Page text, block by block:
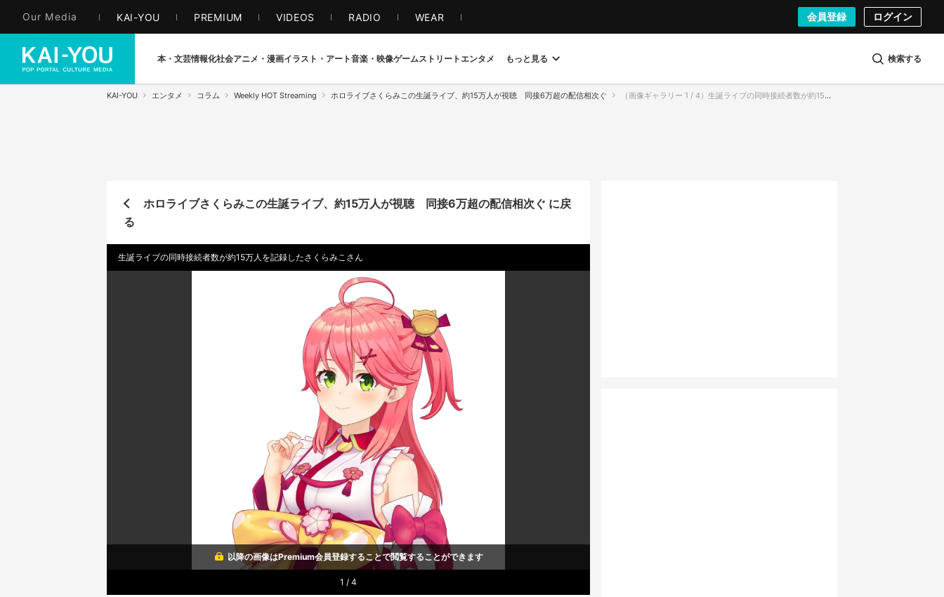
Our Media KAI-YOU PREMIUM VIDEOS RADIO WEAR 会員登録 ログイン
本・文芸情報化社会アニメ・漫画イラスト・アート音楽・映像ゲームストリート エンタメ もっと見る 検索する
KAI-YOU エンタメ コラム Weekly HOT Streaming ホロライブさくらみこの生誕ライブ、約15万人が視聴 同接6万超の配信相次ぐ （画像ギャラリー 1 / 4）生誕ライブの同時接続者数が約15万人を記録したさくらみこさん
ホロライブさくらみこの生誕ライブ、約15万人が視聴 同接6万超の配信相次ぐ に戻
る
生誕ライブの同時接続者数が約15万人を記録したさくらみこさん
以降の画像はPremium会員登録することで閲覧することができます
1 / 4